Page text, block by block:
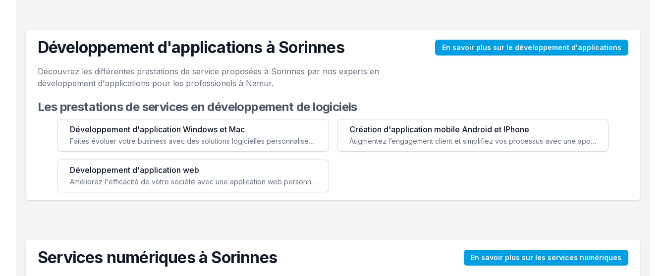
Développement d'applications à Sorinnes En savoir plus sur le développement d'applications
Découvrez les différentes prestations de service proposées à Sorinnes par nos experts en
développement d'applications pour les professionels à Namur.
Les prestations de services en développement de logiciels
Développement d'application Windows et Mac
Faites évoluer votre business avec des solutions logicielles personnalisées, parfaitement adaptées à vos besoins spécifiques.
Création d'application mobile Android et IPhone
Augmentez l’engagement client et simplifiez vos processus avec une application mobile sur mesure, disponible sur iOS et Android.
Développement d'application web
Améliorez l'efficacité de votre société avec une application web personnalisée accessible partout et tout le temps.
Services numériques à Sorinnes En savoir plus sur les services numériques